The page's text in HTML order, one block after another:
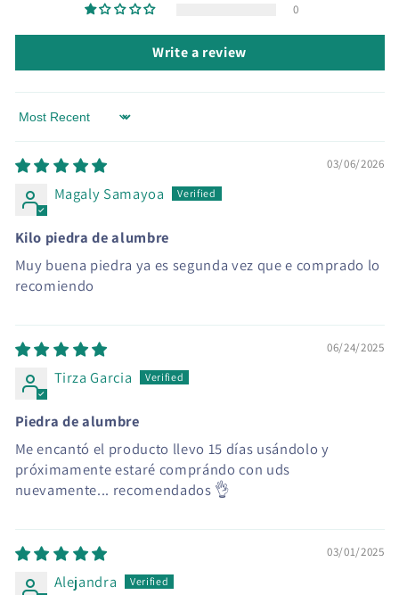
0
Write a review
Sort by
03/06/2026
Magaly Samayoa
Kilo piedra de alumbre
Muy buena piedra ya es segunda vez que e comprado lo
recomiendo
06/24/2025
Tirza Garcia
Piedra de alumbre
Me encantó el producto llevo 15 días usándolo y
próximamente estaré comprándo con uds
nuevamente... recomendados 👌
03/01/2025
Alejandra